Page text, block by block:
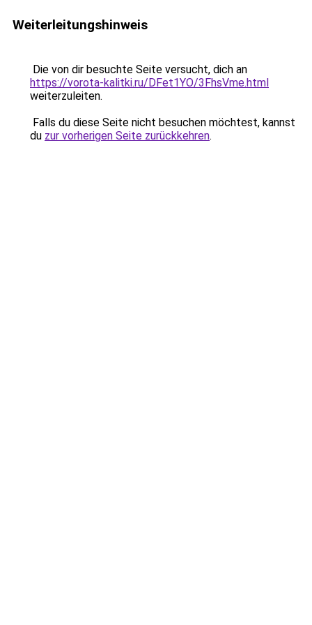
Weiterleitungshinweis
Die von dir besuchte Seite versucht, dich an
https://vorota-kalitki.ru/DFet1YO/3FhsVme.html
weiterzuleiten.
Falls du diese Seite nicht besuchen möchtest, kannst
du zur vorherigen Seite zurückkehren.